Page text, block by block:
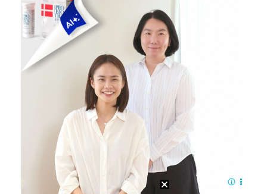
[ST포토] 오픈트레이닝 나서는 이강인
[ST포토] 이강인, '스페인 피가 흐른다'
[ST포토] 호세 히메네스, 한국 팬들 외침에 미소